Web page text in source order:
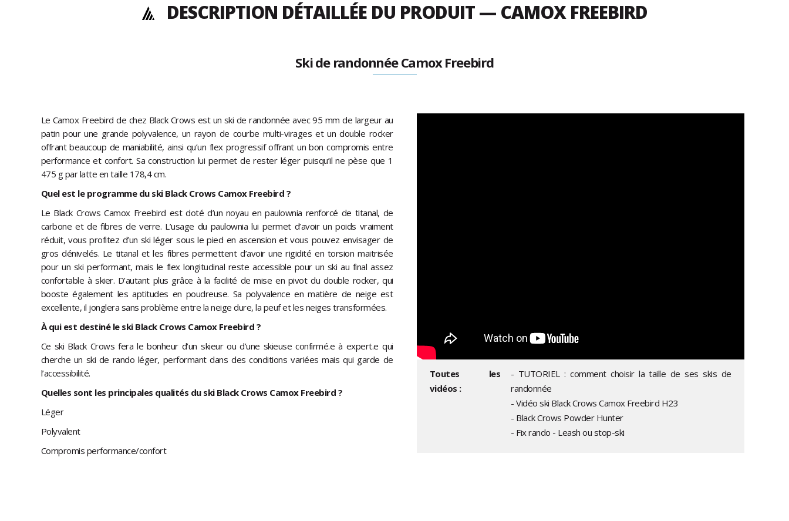
DESCRIPTION DÉTAILLÉE DU PRODUIT — CAMOX FREEBIRD
Ski de randonnée Camox Freebird
Le Camox Freebird de chez Black Crows est un ski de randonnée avec 95 mm de largeur au
patin pour une grande polyvalence, un rayon de courbe multi-virages et un double rocker
offrant beaucoup de maniabilité, ainsi qu’un flex progressif offrant un bon compromis entre
performance et confort. Sa construction lui permet de rester léger puisqu’il ne pèse que 1
475 g par latte en taille 178,4 cm.
Quel est le programme du ski Black Crows Camox Freebird ?
Le Black Crows Camox Freebird est doté d’un noyau en paulownia renforcé de titanal, de
carbone et de fibres de verre. L’usage du paulownia lui permet d’avoir un poids vraiment
réduit, vous profitez d’un ski léger sous le pied en ascension et vous pouvez envisager de
gros dénivelés. Le titanal et les fibres permettent d’avoir une rigidité en torsion maitrisée
pour un ski performant, mais le flex longitudinal reste accessible pour un ski au final assez
confortable à skier. D’autant plus grâce à la facilité de mise en pivot du double rocker, qui
booste également les aptitudes en poudreuse. Sa polyvalence en matière de neige est
excellente, il jonglera sans problème entre la neige dure, la peuf et les neiges transformées.
À qui est destiné le ski Black Crows Camox Freebird ?
Ce ski Black Crows fera le bonheur d’un skieur ou d’une skieuse confirmé.e à expert.e qui
cherche un ski de rando léger, performant dans des conditions variées mais qui garde de
l’accessibilité.
Quelles sont les principales qualités du ski Black Crows Camox Freebird ?
Léger
Polyvalent
Compromis performance/confort
Toutes les
vidéos :
- TUTORIEL : comment choisir la taille de ses skis de
randonnée
- Vidéo ski Black Crows Camox Freebird H23
- Black Crows Powder Hunter
- Fix rando - Leash ou stop-ski